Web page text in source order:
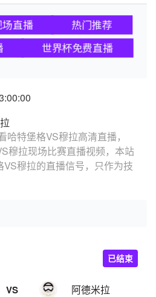
直播 热门推荐
世界杯免费直播
特堡格VS穆拉高清直播，
穆拉现场比赛直播视频，本站
穆拉的直播信号，只作为技
VS 阿德米拉
已结束